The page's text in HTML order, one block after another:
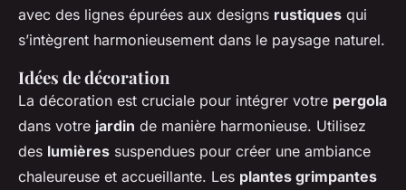
avec des lignes épurées aux designs rustiques qui
s’intègrent harmonieusement dans le paysage naturel.
Idées de décoration
La décoration est cruciale pour intégrer votre pergola
dans votre jardin de manière harmonieuse. Utilisez
des lumières suspendues pour créer une ambiance
chaleureuse et accueillante. Les plantes grimpantes